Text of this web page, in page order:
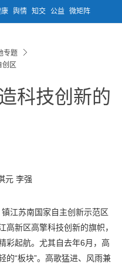
舆情 知交 公益 微矩阵
专题
创区
科技创新的
元 李强
江苏南国家自主创新示范区
高新区高擎科技创新的旗帜，
彩起航。尤其自去年6月，高
的“板块”。高歌猛进、风雨兼